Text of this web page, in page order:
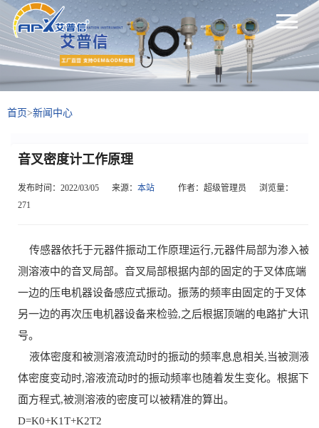
首页>新闻中心
音叉密度计工作原理
发布时间：2022/03/05 来源： 本站 作者：超级管理员
浏览量：
271
传感器依托于元器件振动工作原理运行,元器件局部为渗入被
测溶液中的音叉局部。音叉局部根据内部的固定的于叉体底端
一边的压电机器设备感应式振动。振荡的频率由固定的于叉体
另一边的再次压电机器设备来检验,之后根据顶端的电路扩大讯
号。
液体密度和被测溶液流动时的振动的频率息息相关,当被测液
体密度变动时,溶液流动时的振动频率也随着发生变化。根据下
面方程式,被测溶液的密度可以被精准的算出。
D=K0+K1T+K2T2